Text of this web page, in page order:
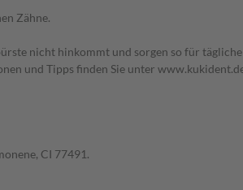
Zähne.
nicht hinkommt und sorgen so für
und Tipps finden Sie unter
CI 77491.